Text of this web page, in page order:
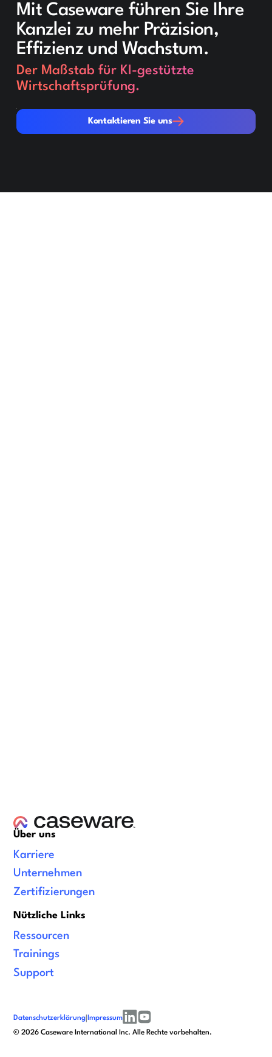
Mit Caseware führen Sie Ihre
Kanzlei zu mehr Präzision,
Effizienz und Wachstum.
Der Maßstab für KI-gestützte
Wirtschaftsprüfung.
Kontaktieren Sie uns
Kontaktieren Sie uns
Über uns
Karriere
Unternehmen
Zertifizierungen
Nützliche Links
Ressourcen
Trainings
Support
©2026 Caseware International Inc. Alle Rechte vorbehalten.
Datenschutzerklärung | Impressum
linkedinyoutube